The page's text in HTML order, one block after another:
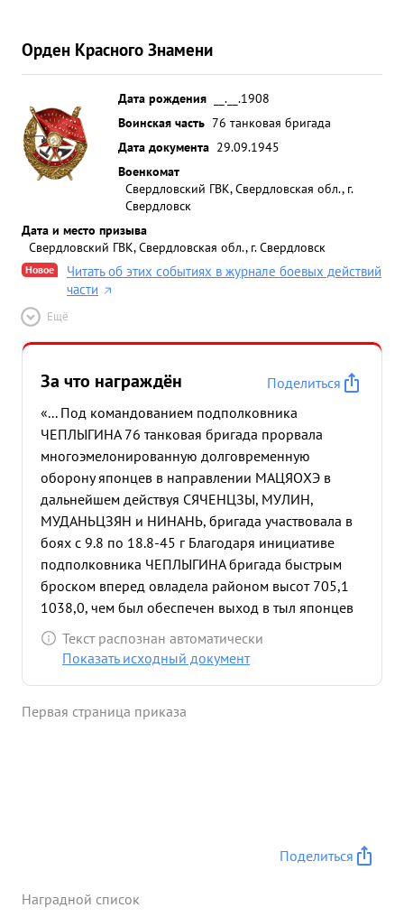
Орден Красного Знамени
Дата рождения
__.__.1908
Воинская часть 76 танковая бригада
Дата документа 29.09.1945
Военкомат
Свердловский ГВК, Свердловская обл., г.
Свердловск
Дата и место призыва
Свердловский ГВК, Свердловская обл., г. Свердловск
Новое
Читать об этих событиях в журнале боевых действий
части
Ещё
За что награждён
Поделиться
«... Под командованием подполковника
ЧЕПЛЫГИНА 76 танковая бригада прорвала
многоэмелонированную долговременную
оборону японцев в направлении МАЦЯОХЭ в
дальнейшем действуя СЯЧЕНЦЗЫ, МУЛИН,
МУДАНЬЦЗЯН и НИНАНЬ, бригада участвовала в
боях с 9.8 по 18.8-45 г Благодаря инициативе
подполковника ЧЕПЛЫГИНА бригада быстрым
броском вперед овладела районом высот 705,1
1038,0, чем был обеспечен выход в тыл японцев
частей 190 с.д. и что вынудило японцев на отход.
Подполковник ЧЕПЛЫГИН действовал энергично,
нанесла урон противнику убито солдат и
Текст распознан автоматически
Показать исходный документ
Первая страница приказа
Поделиться
Наградной список